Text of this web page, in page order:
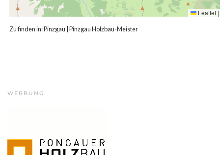
Leaflet |
Zu finden in:Pinzgau Pinzgau Holzbau-Meister
WERBUNG